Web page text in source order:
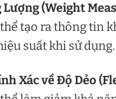
(Weight
tạo ra thông tin
suất khi sử dụng.
Xác về Độ Dẻo